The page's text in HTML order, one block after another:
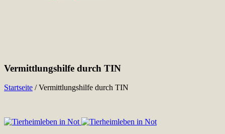
Vermittlungshilfe durch TIN
Startseite /Vermittlungshilfe durch TIN